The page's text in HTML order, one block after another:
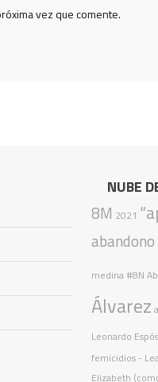
vez que comente.
NUBE
8M 2021
abandono
medina #8N
Álvarez
Leonardo
femicidios -
Elizabeth